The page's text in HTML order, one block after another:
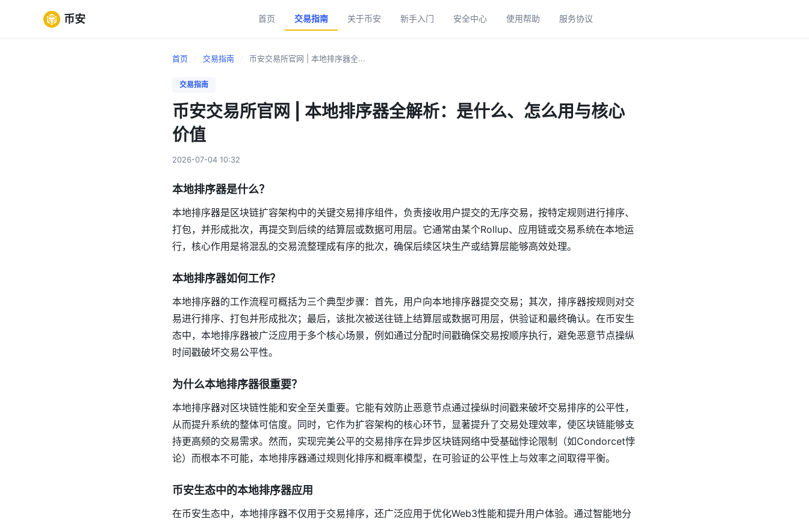
币安 首页 交易指南 关于币安 新手入门 安全中心 使用帮助 服务协议
首页 交易指南 币安交易所官网 | 本地排序器全...
交易指南
币安交易所官网 | 本地排序器全解析：是什么、怎么用与核心
价值
2026-07-04 10:32
本地排序器是什么？
本地排序器是区块链扩容架构中的关键交易排序组件，负责接收用户提交的无序交易，按特定规则进行排序、
打包，并形成批次，再提交到后续的结算层或数据可用层。它通常由某个Rollup、应用链或交易系统在本地运
行，核心作用是将混乱的交易流整理成有序的批次，确保后续区块生产或结算层能够高效处理。
本地排序器如何工作？
本地排序器的工作流程可概括为三个典型步骤：首先，用户向本地排序器提交交易；其次，排序器按规则对交
易进行排序、打包并形成批次；最后，该批次被送往链上结算层或数据可用层，供验证和最终确认。在币安生
态中，本地排序器被广泛应用于多个核心场景，例如通过分配时间戳确保交易按顺序执行，避免恶意节点操纵
时间戳破坏交易公平性。
为什么本地排序器很重要？
本地排序器对区块链性能和安全至关重要。它能有效防止恶意节点通过操纵时间戳来破坏交易排序的公平性，
从而提升系统的整体可信度。同时，它作为扩容架构的核心环节，显著提升了交易处理效率，使区块链能够支
持更高频的交易需求。然而，实现完美公平的交易排序在异步区块链网络中受基础悖论限制（如Condorcet悖
论）而根本不可能，本地排序器通过规则化排序和概率模型，在可验证的公平性上与效率之间取得平衡。
币安生态中的本地排序器应用
在币安生态中，本地排序器不仅用于交易排序，还广泛应用于优化Web3性能和提升用户体验。通过智能地分